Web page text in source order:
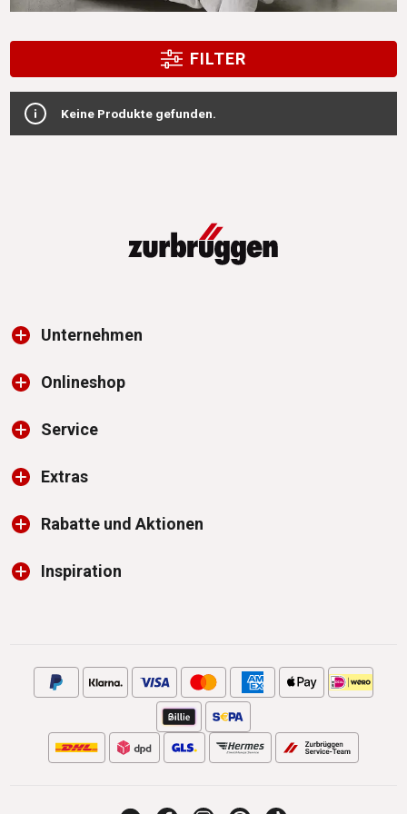
FILTER
Keine Produkte gefunden.
Unternehmen
Onlineshop
Service
Extras
Rabatte und Aktionen
Inspiration